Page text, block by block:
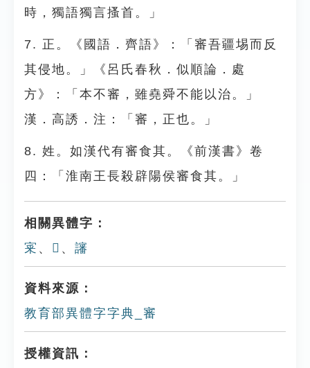
時，獨語獨言搔首。」
7. 正。《國語．齊語》：「審吾疆埸而反
其侵地。」《呂氏春秋．似順論．處
方》：「本不審，雖堯舜不能以治。」
漢．高誘．注：「審，正也。」
8. 姓。如漢代有審食其。《前漢書》卷
四：「淮南王長殺辟陽侯審食其。」
相關異體字：
宷 、 𡩨 、 讅
資料來源：
教育部異體字字典_審
授權資訊：